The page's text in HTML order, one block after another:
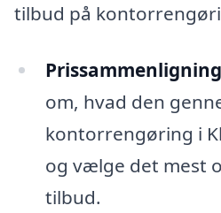
tilbud på
om, hvad den
kontorrengøring i
og vælge det mest
tilbud.